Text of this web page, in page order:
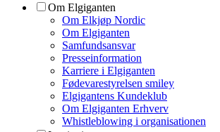
Om Elgiganten
Om Elkjøp Nordic
Om Elgiganten
Samfundsansvar
Presseinformation
Karriere i Elgiganten
Fødevarestyrelsen smiley
Elgigantens Kundeklub
Om Elgiganten Erhverv
Whistleblowing i organisationen